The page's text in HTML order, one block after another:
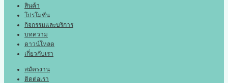
สินค้า
โปรโมชั่น
กิจกรรมและบริการ
บทความ
ดาวน์โหลด
เกี่ยวกับเรา
สมัครงาน
ติดต่อเรา